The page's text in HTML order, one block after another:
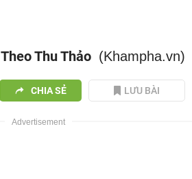
Theo Thu Thảo (Khampha.vn)
CHIA SẺ LƯU BÀI